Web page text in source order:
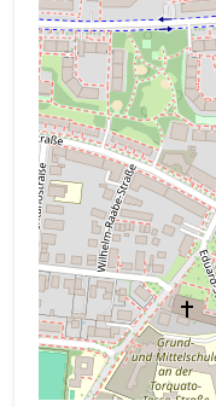
Verwendung von
Messung der
Messung der
Analyse von
verschiedenen
Entwicklung und
Verwendung
IAB-Besonderheiten:
Verwendung